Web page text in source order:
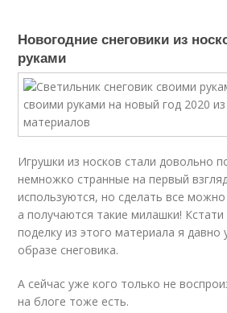
Новогодние снеговики из
руками
Игрушки из носков стали довольно
немножко странные на первый
используются, но сделать все
а получаются такие милашки!
поделку из этого материала я давно
образе снеговика.
А сейчас уже кого только не
на блоге тоже есть.